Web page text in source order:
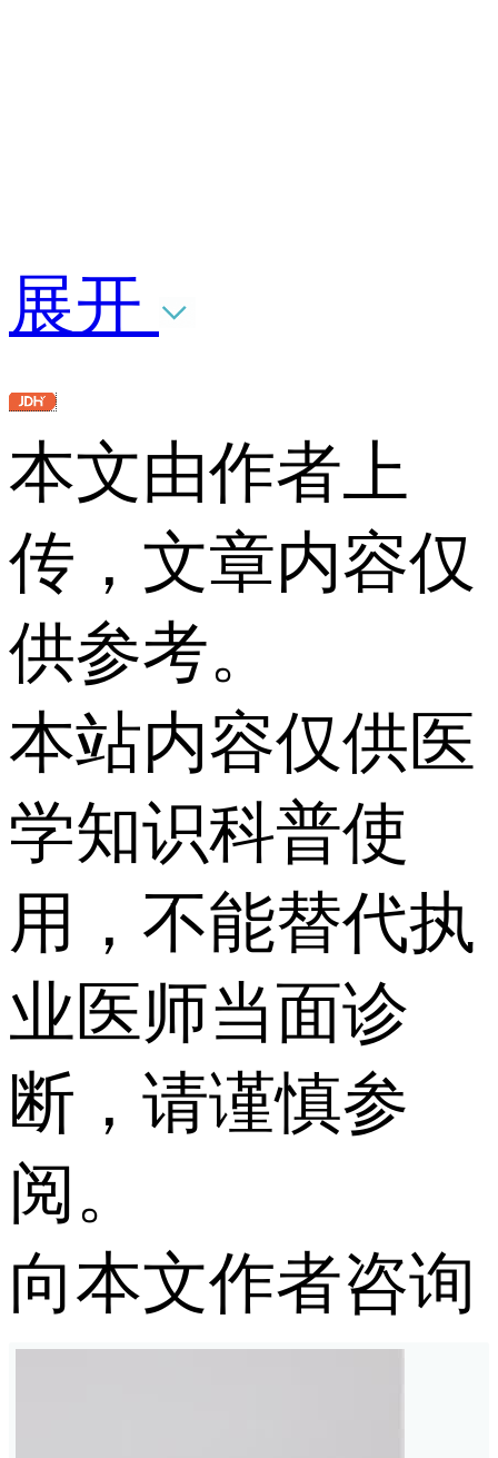
展开
本文由作者上
传，文章内容仅
供参考。
本站内容仅供医
学知识科普使
用，不能替代执
业医师当面诊
断，请谨慎参
阅。
向本文作者咨询